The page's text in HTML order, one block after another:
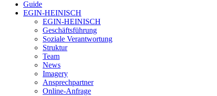
Guide
EGIN-HEINISCH
EGIN-HEINISCH
Geschäftsführung
Soziale Verantwortung
Struktur
Team
News
Imagery
Ansprechpartner
Online-Anfrage